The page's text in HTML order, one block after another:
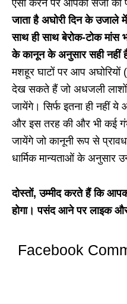
ऐसा करने पर आपको सजा का
जाता है अघोरी दिन के
साथ ही साथ बेरोक-टोक मांस
के कानून के अनुसार सही नहीं
मशहूर घाटों पर आप
देख सकते हैं जो अधजली लाशों
जायेंगे। सिर्फ इतना ही नहीं ये
और इस तरह की और भी कई
जायेंगे जो कानूनी रूप से
धार्मिक मान्यताओं के अनुसार
दोस्तों, उम्मीद करते हैं कि
होगा। पसंद आने पर लाइक
Facebook